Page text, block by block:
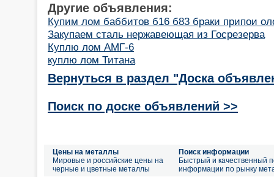
Другие объявления:
Купим лом баббитов б16 б83 браки припои
Закупаем сталь нержавеющая из Госрезерва
Куплю лом АМГ-6
куплю лом Титана
Вернуться в раздел "Доска
Поиск по доске объявлений >>
Цены на металлы
Мировые и российские цены на
черные и цветные металлы
Поиск информации
Быстрый и качественный
информации по рынку